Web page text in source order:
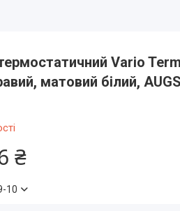
Vario
матовий білий,
₴
10